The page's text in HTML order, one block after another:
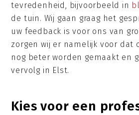
tevredenheid, bijvoorbeeld in
de tuin. Wij gaan graag het
uw feedback is voor ons van
zorgen wij er namelijk voor dat
nog beter worden gemaakt en
vervolg in Elst.
Kies voor een